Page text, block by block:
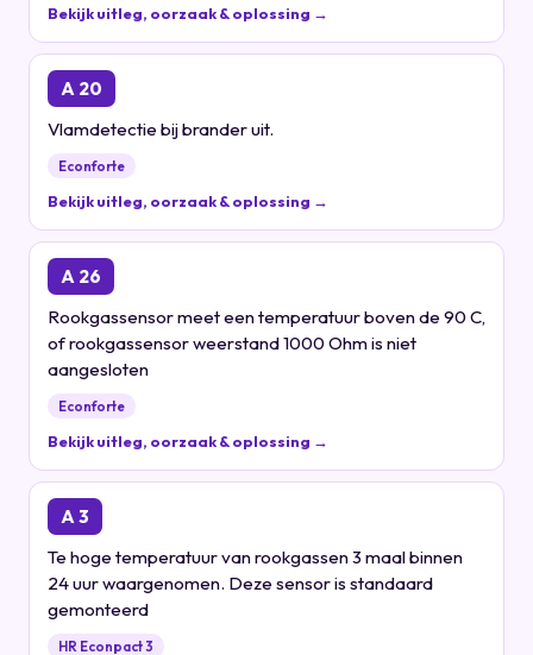
Bekijk uitleg, oorzaak & oplossing →
A 20
Vlamdetectie bij brander uit.
Econforte
Bekijk uitleg, oorzaak & oplossing →
A 26
Rookgassensor meet een temperatuur boven de 90 C,
of rookgassensor weerstand 1000 Ohm is niet
aangesloten
Econforte
Bekijk uitleg, oorzaak & oplossing →
A 3
Te hoge temperatuur van rookgassen 3 maal binnen
24 uur waargenomen. Deze sensor is standaard
gemonteerd
HR Econpact 3